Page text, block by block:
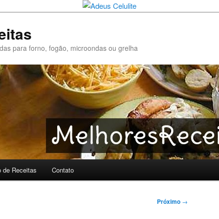
para forno, fogão, microondas ou grelha
de Receitas Contato
Próximo →